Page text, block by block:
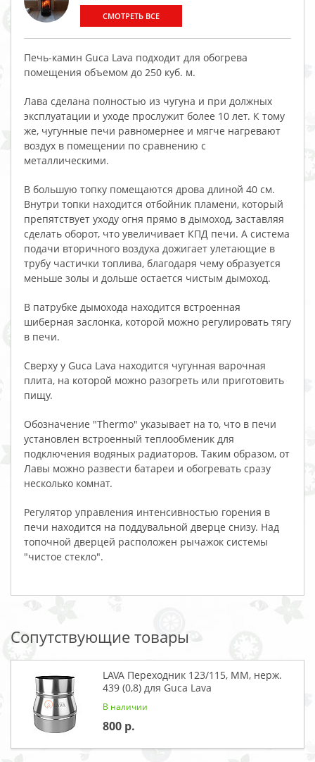
СМОТРЕТЬ ВСЕ
Печь-камин Guca Lava подходит для обогрева
помещения объемом до 250 куб. м.
Лава сделана полностью из чугуна и при должных
эксплуатации и уходе прослужит более 10 лет. К тому
же, чугунные печи равномернее и мягче нагревают
воздух в помещении по сравнению с
металлическими.
В большую топку помещаются дрова длиной 40 см.
Внутри топки находится отбойник пламени, который
препятствует уходу огня прямо в дымоход, заставляя
сделать оборот, что увеличивает КПД печи. А система
подачи вторичного воздуха дожигает улетающие в
трубу частички топлива, благодаря чему образуется
меньше золы и дольше остается чистым дымоход.
В патрубке дымохода находится встроенная
шиберная заслонка, которой можно регулировать тягу
в печи.
Сверху у Guca Lava находится чугунная варочная
плита, на которой можно разогреть или приготовить
пищу.
Обозначение "Thermo" указывает на то, что в печи
установлен встроенный теплообменик для
подключения водяных радиаторов. Таким образом, от
Лавы можно развести батареи и обогревать сразу
несколько комнат.
Регулятор управления интенсивностью горения в
печи находится на поддувальной дверце снизу. Над
топочной дверцей расположен рычажок системы
"чистое стекло".
Сопутствующие товары
LAVA Переходник 123/115, ММ, нерж.
439 (0,8) для Guca Lava
В наличии
800